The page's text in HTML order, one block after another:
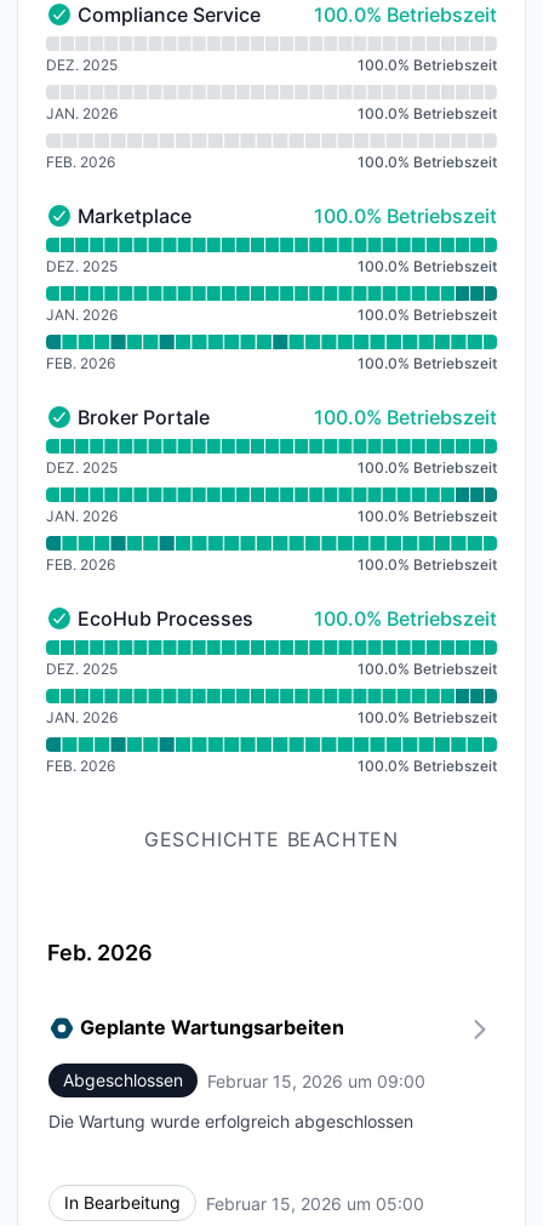
Compliance Service - Funktionsfähig
Compliance Service 100% - Betriebszeit
100.0% Betriebszeit
Verfügbarkeitsdiagramm lesen für Compliance
DEZ. 2025 100.0% Betriebszeit
JAN. 2026 100.0% Betriebszeit
FEB. 2026 100.0% Betriebszeit
Marketplace - Funktionsfähig
Marketplace 100% - Betriebszeit
100.0% Betriebszeit
Verfügbarkeitsdiagramm lesen für Marketplace
DEZ. 2025 100.0% Betriebszeit
JAN. 2026 100.0% Betriebszeit
FEB. 2026 100.0% Betriebszeit
Broker Portale - Funktionsfähig
Broker Portale 100% - Betriebszeit
100.0% Betriebszeit
Verfügbarkeitsdiagramm lesen für Broker Portale
DEZ. 2025 100.0% Betriebszeit
JAN. 2026 100.0% Betriebszeit
FEB. 2026 100.0% Betriebszeit
EcoHub Processes - Funktionsfähig
EcoHub Processes 100% - Betriebszeit
100.0% Betriebszeit
Verfügbarkeitsdiagramm lesen für EcoHub Processes
DEZ. 2025 100.0% Betriebszeit
JAN. 2026 100.0% Betriebszeit
FEB. 2026 100.0% Betriebszeit
GESCHICHTE BEACHTEN
Feb. 2026
Geplante Wartungsarbeiten
Abgeschlossen Februar 15, 2026 um 09:00
Die Wartung wurde erfolgreich abgeschlossen
In Bearbeitung Februar 15, 2026 um 05:00